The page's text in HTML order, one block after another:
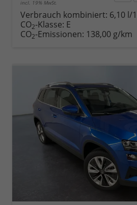
incl. 19% MwSt.
Verbrauch kombiniert: 6,10 l/
CO2-Klasse: E
CO2-Emissionen: 138,00 g/km